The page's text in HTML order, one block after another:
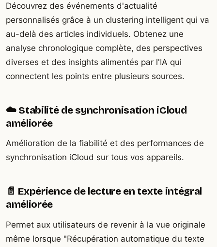
Découvrez des événements d'actualité
personnalisés grâce à un clustering intelligent qui va
au-delà des articles individuels. Obtenez une
analyse chronologique complète, des perspectives
diverses et des insights alimentés par l'IA qui
connectent les points entre plusieurs sources.
☁️ Stabilité de synchronisation iCloud
améliorée
Amélioration de la fiabilité et des performances de
synchronisation iCloud sur tous vos appareils.
📄 Expérience de lecture en texte intégral
améliorée
Permet aux utilisateurs de revenir à la vue originale
même lorsque "Récupération automatique du texte